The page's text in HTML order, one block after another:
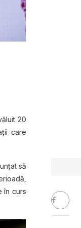
20
care
să
în curs